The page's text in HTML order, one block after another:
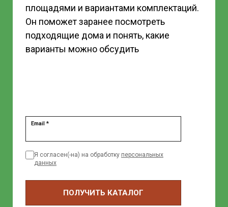
площадями и вариантами комплектаций.
Он поможет заранее посмотреть
подходящие дома и понять, какие
варианты можно обсудить
Email *
Я согласен(-на) на обработку персональных
данных
ПОЛУЧИТЬ КАТАЛОГ